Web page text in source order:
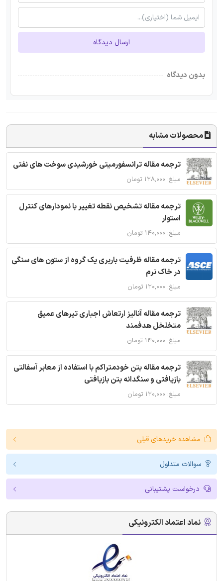
ارسال دیدگاه
بدون دیدگاه
محصولات مشابه
ترجمه مقاله ترانسفورمیتی خورشیدی سوخت های نفتی
مبلغ: ۱۲۸,۰۰۰ تومان
ترجمه مقاله تشخیص نقطه تغییر با نمودارهای کنترل
استوار
مبلغ: ۱۴۰,۰۰۰ تومان
ترجمه مقاله ظرفیت باربری یک گروه از ستون های سنگی
در خاک نرم
مبلغ: ۱۲۰,۰۰۰ تومان
ترجمه مقاله آنالیز ارتعاش اجباری تیرهای عمیق
متخلخل هدفمند
مبلغ: ۱۴۰,۰۰۰ تومان
ترجمه مقاله بتن خودمتراکم با استفاده از معابر آسفالتی
بازیافتی و سنگدانه بتن بازیافتی
مبلغ: ۱۲۰,۰۰۰ تومان
مشاهده خریدهای قبلی
سوالات متداول
درخواست پشتیبانی
نماد اعتماد الکترونیکی